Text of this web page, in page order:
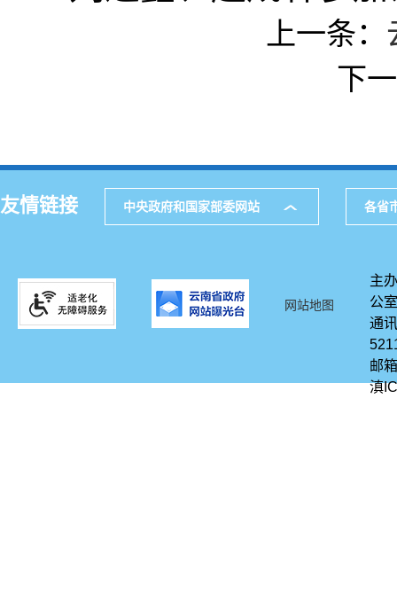
上一条：
下
友情链接 中央政府和国家部委网站 各省
网站地图
主
公室
通
邮
滇